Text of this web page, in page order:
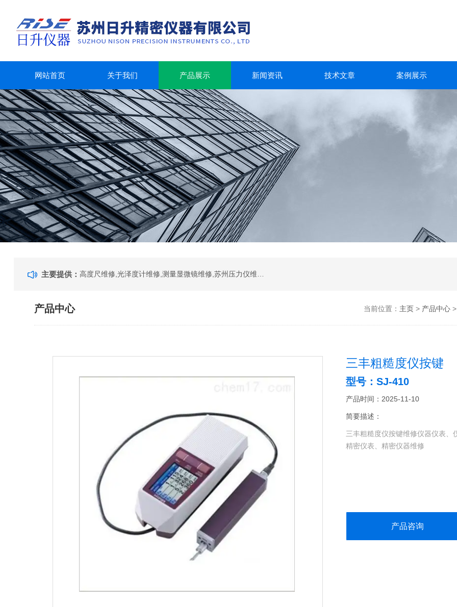
网站首页 关于我们 产品展示 新闻资讯 技术文章 案例展示
主要提供：
产品中心 当前位置： 主页> 产品中心>
三丰粗糙度仪按键
型号：SJ-410
产品时间：2025-11-10
简要描述：
三丰粗糙度仪按键维修仪器仪表、
精密仪表、精密仪器维修
产品咨询